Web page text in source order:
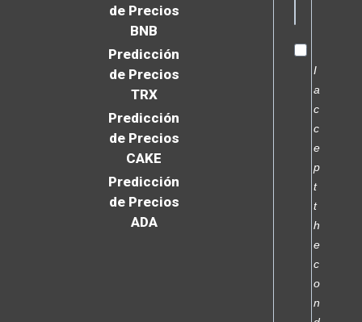
de Precios
BNB
Predicción
de Precios
TRX
Predicción
de Precios
CAKE
Predicción
de Precios
ADA
I
a
c
c
e
p
t
t
h
e
c
o
n